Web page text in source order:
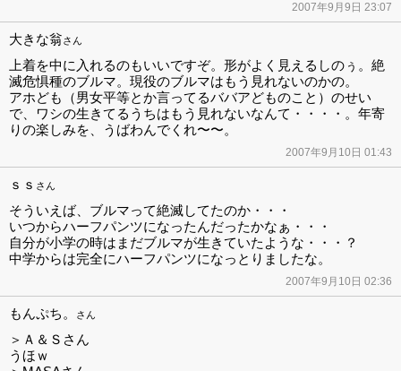
2007年9月9日 23:07
大きな翁さん
上着を中に入れるのもいいですぞ。形がよく見えるしのぅ。絶
滅危惧種のブルマ。現役のブルマはもう見れないのかの。
アホども（男女平等とか言ってるババアどものこと）のせい
で、ワシの生きてるうちはもう見れないなんて・・・・。年寄
りの楽しみを、うばわんでくれ〜〜。
2007年9月10日 01:43
ｓｓ さん
そういえば、ブルマって絶滅してたのか・・・
いつからハーフパンツになったんだったかなぁ・・・
自分が小学の時はまだブルマが生きていたような・・・？
中学からは完全にハーフパンツになっとりましたな。
2007年9月10日 02:36
もんぷち。 さん
＞Ａ＆Ｓさん
うほｗ